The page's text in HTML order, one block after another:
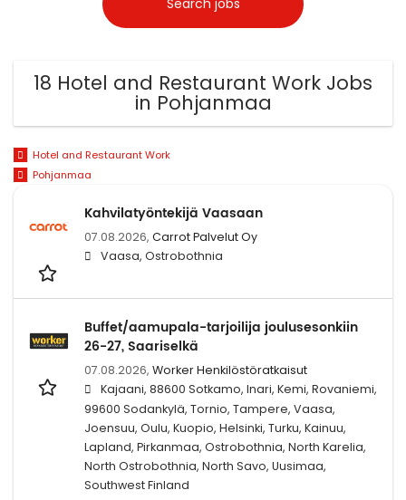
18 Hotel and Restaurant Work Jobs
in Pohjanmaa
Hotel and Restaurant Work
Pohjanmaa
Kahvilatyöntekijä Vaasaan
07.08.2026, Carrot Palvelut Oy
Vaasa, Ostrobothnia
Buffet/aamupala-tarjoilija joulusesonkiin
26-27, Saariselkä
07.08.2026, Worker Henkilöstöratkaisut
Kajaani, 88600 Sotkamo, Inari, Kemi, Rovaniemi,
99600 Sodankylä, Tornio, Tampere, Vaasa,
Joensuu, Oulu, Kuopio, Helsinki, Turku, Kainuu,
Lapland, Pirkanmaa, Ostrobothnia, North Karelia,
North Ostrobothnia, North Savo, Uusimaa,
Southwest Finland